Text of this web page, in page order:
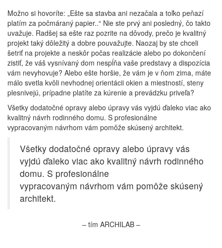
Možno si hovoríte: „Ešte sa stavba ani nezačala a toľko peňazí
platím za počmáraný papier..“ Nie ste prvý ani posledný, čo takto
uvažuje. Radšej sa ešte raz pozrite na dôvody, prečo je kvalitný
projekt taký dôležitý a dobre pouvažujte. Naozaj by ste chceli
šetriť na projekte a neskôr počas realizácie alebo po dokončení
zistiť, že váš vysnívaný dom nespĺňa vaše predstavy a dispozícia
vám nevyhovuje? Alebo ešte horšie, že vám je v ňom zima, máte
málo svetla kvôli nevhodnej orientácii okien a miestností, steny
plesnivejú, prípadne platíte za kúrenie a prevádzku priveľa?
Všetky dodatočné opravy alebo úpravy vás vyjdú ďaleko viac ako
kvalitný návrh rodinného domu. S profesionálne
vypracovaným návrhom vám pomôže skúsený architekt.
Všetky dodatočné opravy alebo úpravy vás
vyjdú ďaleko viac ako kvalitný návrh rodinného
domu. S profesionálne
vypracovaným návrhom vám pomôže skúsený
architekt.
– tím ARCHILAB –